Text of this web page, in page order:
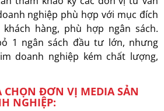
nghiệp phù hợp với mục đích
hàng, phù hợp ngân sách.
1 ngân sách đầu tư lớn, nhưng
doanh nghiệp kém chất lượng,
ĐƠN VỊ MEDIA SẢN
NGHIỆP: